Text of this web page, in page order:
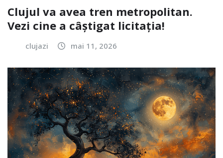
Clujul va avea tren metropolitan.
Vezi cine a câștigat licitația!
clujazi mai 11, 2026